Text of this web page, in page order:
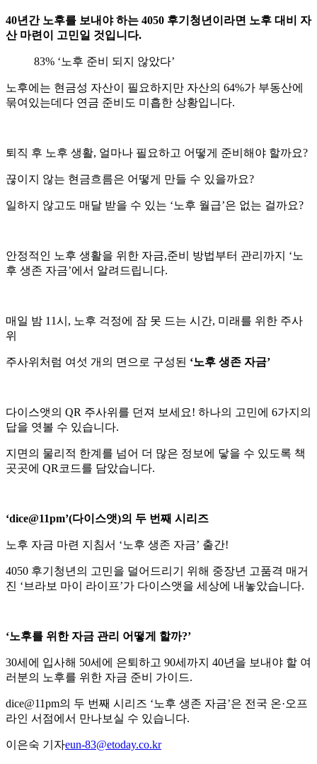
40년간 노후를 보내야 하는 4050 후기청년이라면 노후 대비 자
산 마련이 고민일 것입니다.
83% ‘노후 준비 되지 않았다’
노후에는 현금성 자산이 필요하지만 자산의 64%가 부동산에
묶여있는데다 연금 준비도 미흡한 상황입니다.
퇴직 후 노후 생활, 얼마나 필요하고 어떻게 준비해야 할까요?
끊이지 않는 현금흐름은 어떻게 만들 수 있을까요?
일하지 않고도 매달 받을 수 있는 ‘노후 월급’은 없는 걸까요?
안정적인 노후 생활을 위한 자금,준비 방법부터 관리까지 ‘노
후 생존 자금’에서 알려드립니다.
매일 밤 11시, 노후 걱정에 잠 못 드는 시간, 미래를 위한 주사
위
주사위처럼 여섯 개의 면으로 구성된 ‘노후 생존 자금’
다이스앳의 QR 주사위를 던져 보세요! 하나의 고민에 6가지의
답을 엿볼 수 있습니다.
지면의 물리적 한계를 넘어 더 많은 정보에 닿을 수 있도록 책
곳곳에 QR코드를 담았습니다.
‘dice@11pm’(다이스앳)의 두 번째 시리즈
노후 자금 마련 지침서 ‘노후 생존 자금’ 출간!
4050 후기청년의 고민을 덜어드리기 위해 중장년 고품격 매거
진 ‘브라보 마이 라이프’가 다이스앳을 세상에 내놓았습니다.
‘노후를 위한 자금 관리 어떻게 할까?’
30세에 입사해 50세에 은퇴하고 90세까지 40년을 보내야 할 여
러분의 노후를 위한 자금 준비 가이드.
dice@11pm의 두 번째 시리즈 ‘노후 생존 자금’은 전국 온·오프
라인 서점에서 만나보실 수 있습니다.
이은숙 기자eun-83@etoday.co.kr